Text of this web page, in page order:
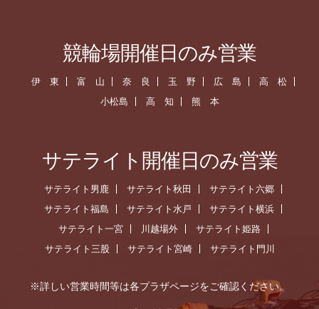
競輪場開催日のみ営業
伊 東 富 山 奈 良 玉 野 広 島
高 松
小松島
高 知 熊 本
サテライト開催日のみ営業
サテライト男鹿 サテライト秋田
サテライト六郷
サテライト福島
サテライト水戸
サテライト横浜
サテライト一宮
川越場外
サテライト姫路
サテライト三股
サテライト宮崎 サテライト門川
※詳しい営業時間等は各プラザページをご確認ください。